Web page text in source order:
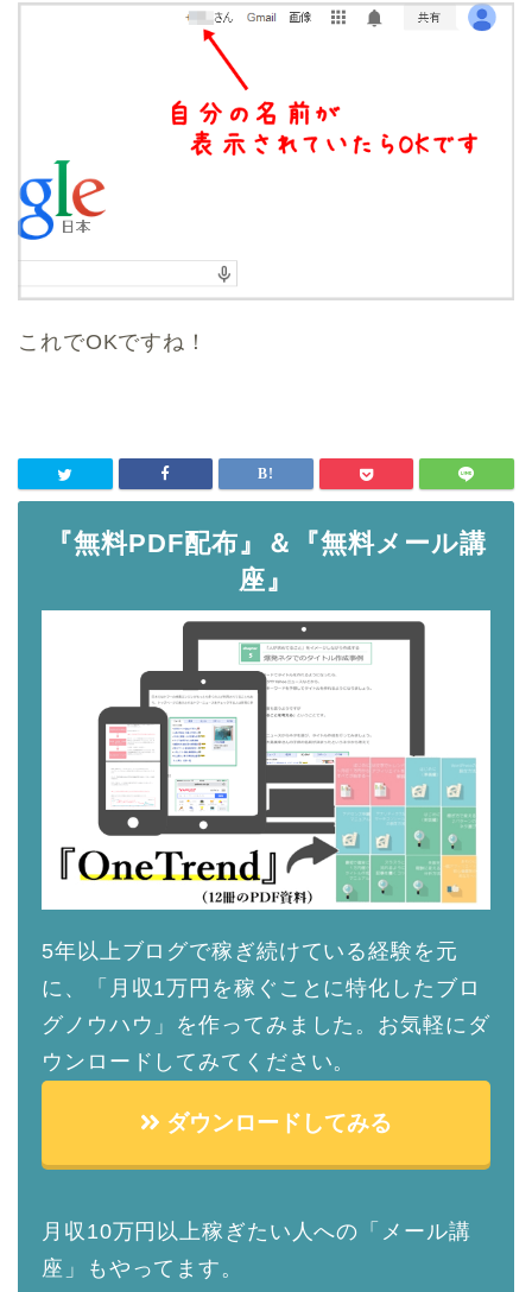
これでOKですね！
『無料PDF配布』＆『無料メール講
座』
5年以上ブログで稼ぎ続けている経験を元
に、「月収1万円を稼ぐことに特化したブロ
グノウハウ」を作ってみました。お気軽にダ
ウンロードしてみてください。
ダウンロードしてみる
月収10万円以上稼ぎたい人への「メール講
座」もやってます。